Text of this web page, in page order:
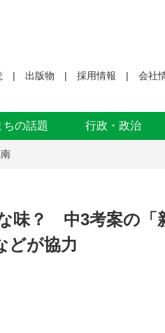
出版物 採用情報 会社
ちの話題 行政・政治
味？ 中3考案の「
どが協力